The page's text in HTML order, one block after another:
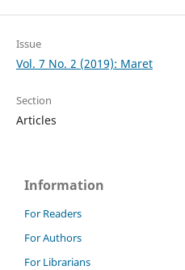
Issue
Vol. 7 No. 2 (2019): Maret
Section
Articles
Information
For Readers
For Authors
For Librarians